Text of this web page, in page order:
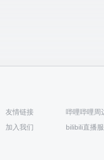
友情链接
哔哩哔哩周
加入我们 bilibili直播